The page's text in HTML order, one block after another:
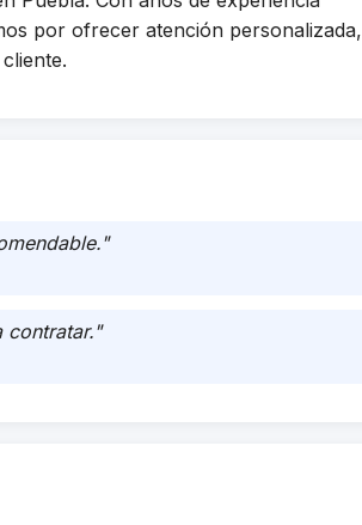
por ofrecer atención personalizada,
contratar."